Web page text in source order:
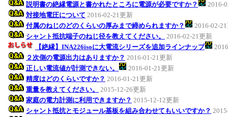
説明書の絶縁電源と書かれたところに電源が必要ですか？
2016-
対接地電圧について 2016-02-21更新
付属のねじのどのくらいの厚みまで締められますか？
2016-02-
シャント抵抗端子のねじ径を教えてください。
2016-02-21更新
【絶縁】INA226isoに大電流シリーズを追加ラインナップ
２次側の電源出力はありますか？ 2016-01-21更新
正しい電流値が計測できない。
2016-01-21更新
精度はどのくらいですか？ 2016-01-21更新
重量を教えてください。
2015-12-26更新
家庭の電力計測に利用できますか？ 2015-12-12更新
シャント抵抗とモジュール基板を組み合わせてもいいですか？